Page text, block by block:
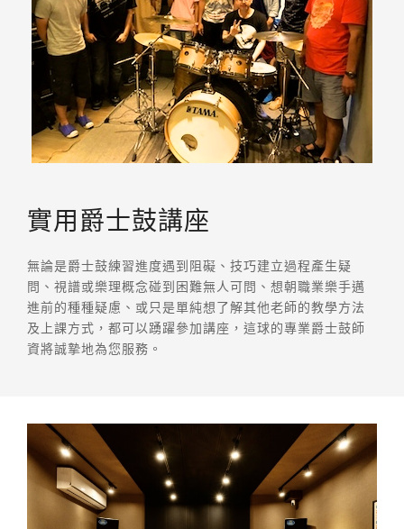
實用爵士鼓講座
無論是爵士鼓練習進度遇到阻礙、技巧建立過程產生疑
問、視譜或樂理概念碰到困難無人可問、想朝職業樂手邁
進前的種種疑慮、或只是單純想了解其他老師的教學方法
及上課方式，都可以踴躍參加講座，這球的專業爵士鼓師
資將誠摯地為您服務。